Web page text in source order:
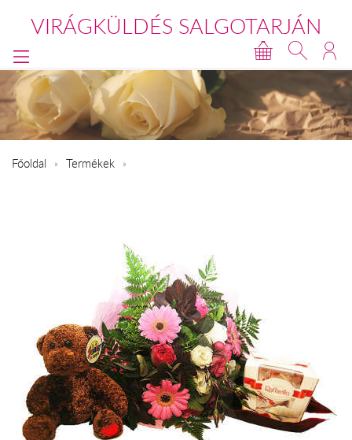
VIRÁGKÜLDÉS SALGOTARJÁN
Főoldal Termékek